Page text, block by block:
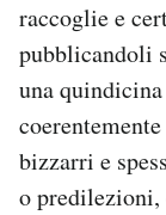
raccoglie e
pubblicandoli
una
bizzarri e
o